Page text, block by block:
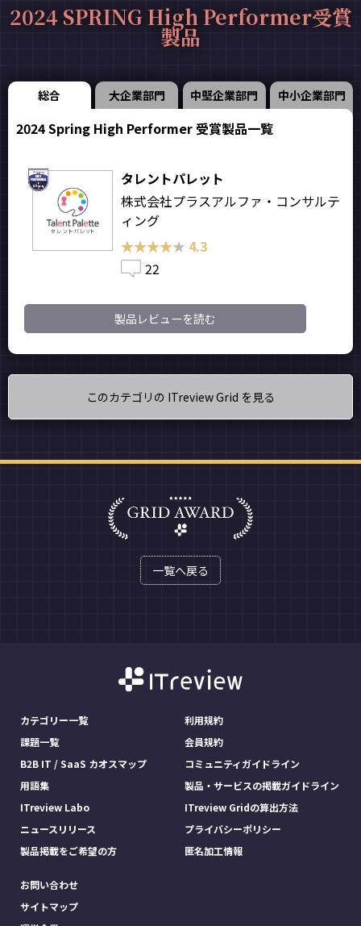
2024 SPRING High Performer受賞
製品
総合 大企業部門 中堅企業部門 中小企業部門
2024 Spring High Performer 受賞製品一覧
タレントパレット
株式会社プラスアルファ・コンサルテ
ィング
★★★★★
★★★★★ 4.3
22
製品レビューを読む
このカテゴリの ITreview Grid を見る
一覧へ戻る
カテゴリー一覧
課題一覧
B2B IT / SaaS カオスマップ
用語集
ITreview Labo
ニュースリリース
製品掲載をご希望の方
利用規約
会員規約
コミュニティガイドライン
製品・サービスの掲載ガイドライン
ITreview Gridの算出方法
プライバシーポリシー
匿名加工情報
お問い合わせ
サイトマップ